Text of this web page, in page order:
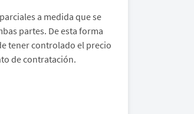
a medida que se
partes. De esta forma
tener controlado el precio
de contratación.